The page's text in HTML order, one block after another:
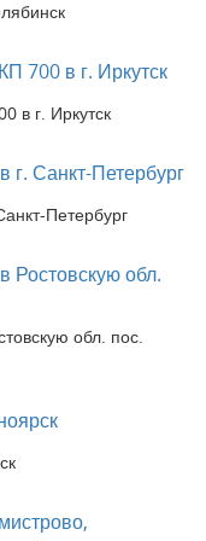
Екатеринбург
г. Хабаровск
г. Абакан Республика
в г. Кызыл
7,5 МВт в г. Кызыл
Тыва
Кызыл Республика
для
700 в г. Иркутск
в г. Иркутск
г. Санкт-Петербург
Петербург
Ростовскую обл.
обл. пос.